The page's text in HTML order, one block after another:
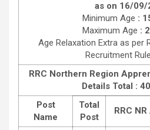
as on 16/09/
Minimum Age :
Maximum Age :
Age Relaxation Extra as per
Recruitment
RRC Northern Region
Details Total :
Post
Name
Total
Post
RRC